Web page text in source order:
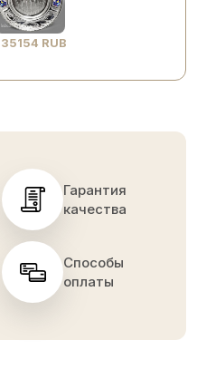
35154 RUB
Гарантия
качества
Способы
оплаты